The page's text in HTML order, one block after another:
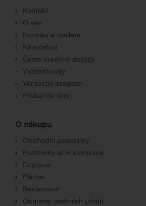
Kontakt
O nás
Novinky e-mailem
Názvosloví
Často kladené dotazy
Videonávody
Věrnostní program
Přebal na víno
O nákupu
Obchodní podmínky
Podmínky letní kampaně
Doprava
Platba
Reklamace
Ochrana osobních údajů